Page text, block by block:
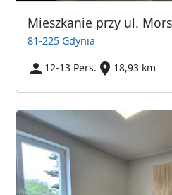
81-225 Gdynia
12-13 Pers.
18,93 km